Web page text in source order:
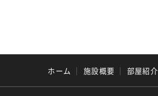
ホーム ｜ 施設概要 ｜ 部屋紹介